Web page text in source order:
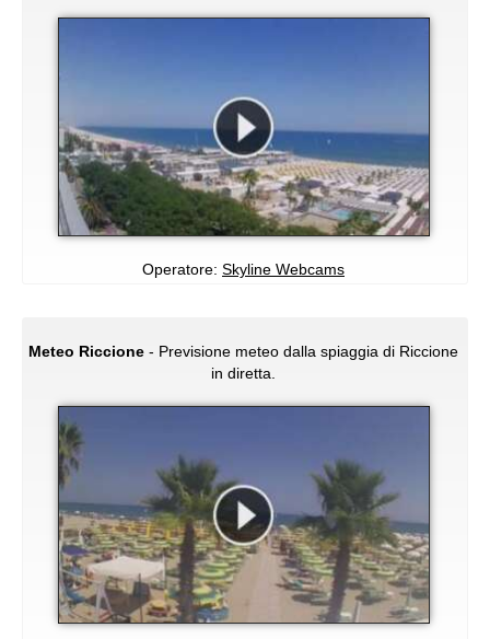
Operatore: Skyline Webcams
Meteo Riccione - Previsione meteo dalla spiaggia di Riccione
in diretta.